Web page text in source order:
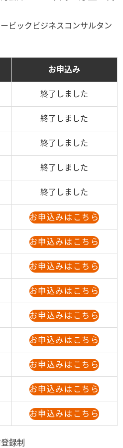
ビックビジネスコンサルタン
お申込み
終了しました
終了しました
終了しました
終了しました
終了しました
お申込みはこちら
お申込みはこちら
お申込みはこちら
お申込みはこちら
お申込みはこちら
お申込みはこちら
お申込みはこちら
お申込みはこちら
お申込みはこちら
録制